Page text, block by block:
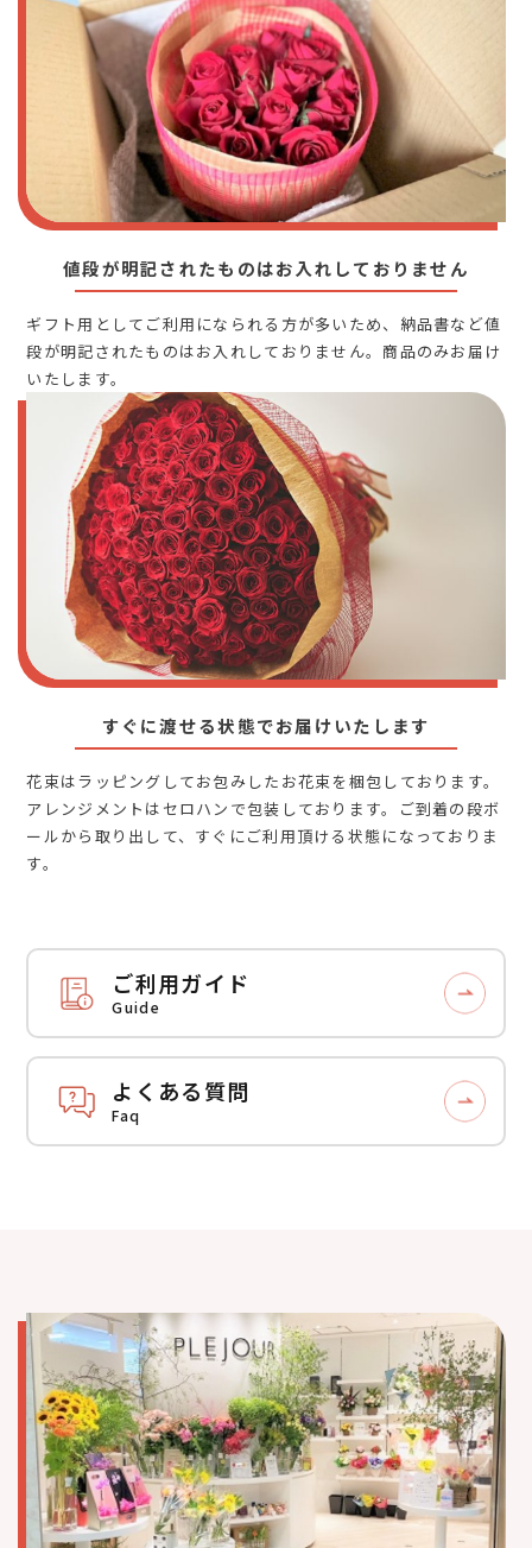
値段が明記されたものはお入れしておりません
ギフト用としてご利用になられる方が多いため、納品書など値
段が明記されたものはお入れしておりません。商品のみお届け
いたします。
すぐに渡せる状態でお届けいたします
花束はラッピングしてお包みしたお花束を梱包しております。
アレンジメントはセロハンで包装しております。ご到着の段ボ
ールから取り出して、すぐにご利用頂ける状態になっておりま
す。
ご利用ガイド
Guide
よくある質問
Faq